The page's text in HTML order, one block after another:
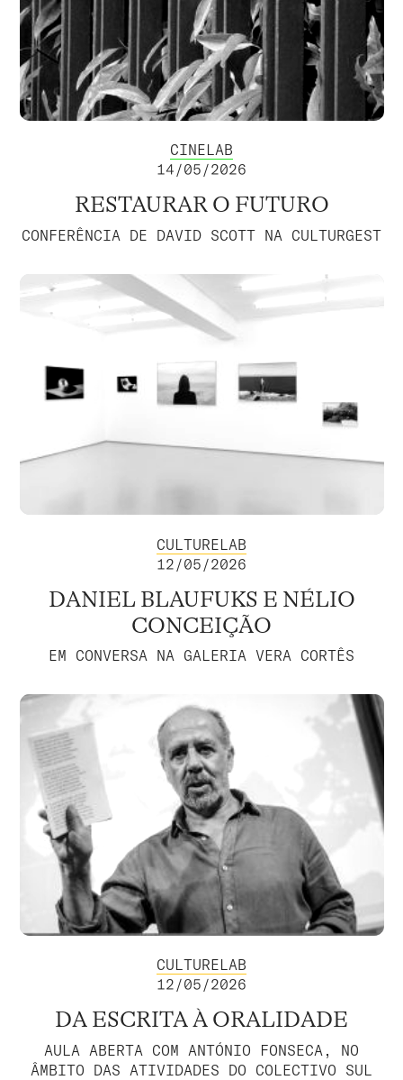
CINELAB
14/05/2026
RESTAURAR O FUTURO
CONFERÊNCIA DE DAVID SCOTT NA CULTURGEST
CULTURELAB
12/05/2026
DANIEL BLAUFUKS E NÉLIO
CONCEIÇÃO
EM CONVERSA NA GALERIA VERA CORTÊS
CULTURELAB
12/05/2026
DA ESCRITA À ORALIDADE
AULA ABERTA COM ANTÓNIO FONSECA, NO
ÂMBITO DAS ATIVIDADES DO COLECTIVO SUL